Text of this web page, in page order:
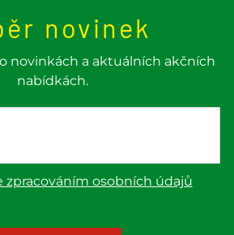
novinek
novinkách a aktuálních akčních
nabídkách.
zpracováním osobních údajů